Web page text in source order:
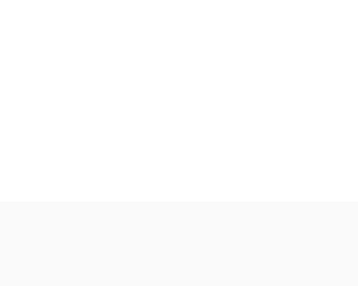
больше личного контакта и